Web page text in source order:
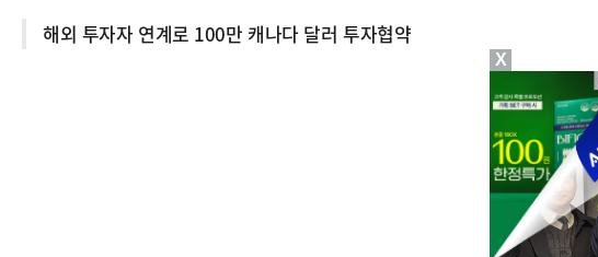
해외 투자자 연계로 100만 캐나다 달러 투자협약
X